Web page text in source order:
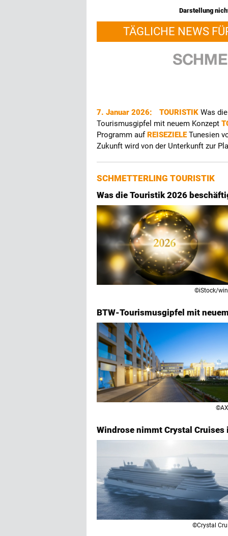
Darstellung
TÄGLICHE NEWS
7. Januar 2026: TOURISTIK Was
Tourismusgipfel mit neuem Konzept
Programm aufREISEZIELETunesien
Zukunft wird von der Unterkunft zur
SCHMETTERLING TOURISTIK
Was die Touristik 2026
©iStock/
BTW-Tourismusgipfel mit
Windrose nimmt Crystal Cruises
©Crystal